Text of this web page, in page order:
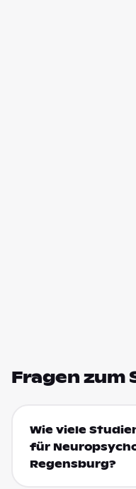
Fragen zum
Wie viele
für
Regensburg?